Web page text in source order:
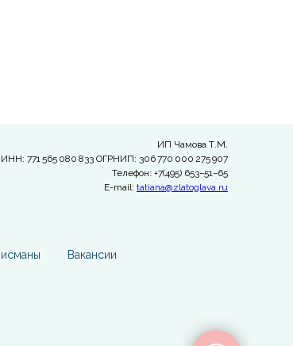
ИП Чамова Т.М.
ИНН: 771 565 080 833 ОГРНИП: 306 770 000 275 907
Телефон: +7(495) 653−51−65
E-mail: tatiana@zlatoglava.ru
Вакансии